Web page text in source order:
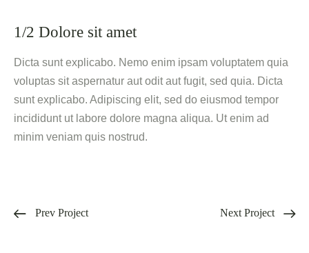
1/2 Dolore sit amet
Dicta sunt explicabo. Nemo enim ipsam voluptatem quia
voluptas sit aspernatur aut odit aut fugit, sed quia. Dicta
sunt explicabo. Adipiscing elit, sed do eiusmod tempor
incididunt ut labore dolore magna aliqua. Ut enim ad
minim veniam quis nostrud.
Prev Project Next Project